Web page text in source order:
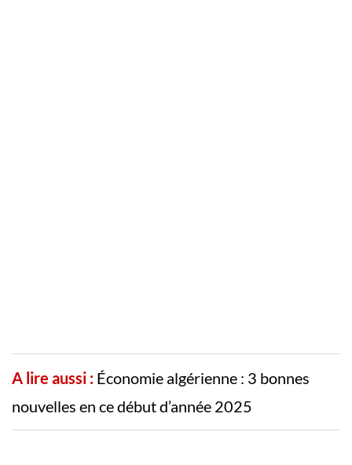
A lire aussi : Économie algérienne : 3 bonnes
nouvelles en ce début d’année 2025